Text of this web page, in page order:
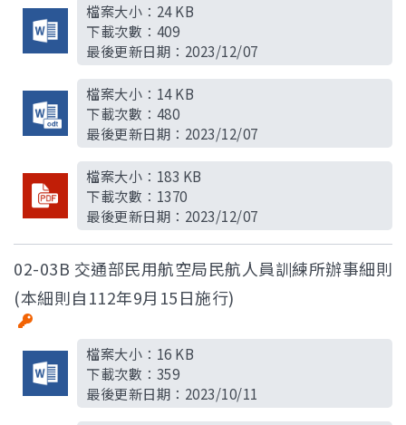
檔案大小： 24 KB
下載次數： 409
最後更新日期： 2023/12/07
檔案大小： 14 KB
下載次數： 480
最後更新日期： 2023/12/07
檔案大小： 183 KB
下載次數： 1370
最後更新日期： 2023/12/07
02-03B 交通部民用航空局民航人員訓練所辦事細則
(本細則自112年9月15日施行)
檔案大小： 16 KB
下載次數： 359
最後更新日期： 2023/10/11